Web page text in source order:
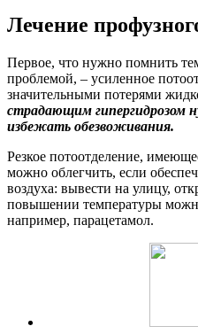
Лечение
Первое, что нужно помнить
проблемой, – усиленное
значительными потерями
страдающим гипергидрозом
избежать обезвоживания.
Резкое потоотделение,
можно облегчить, если
воздуха: вывести на улицу,
повышении температуры
например, парацетамол.